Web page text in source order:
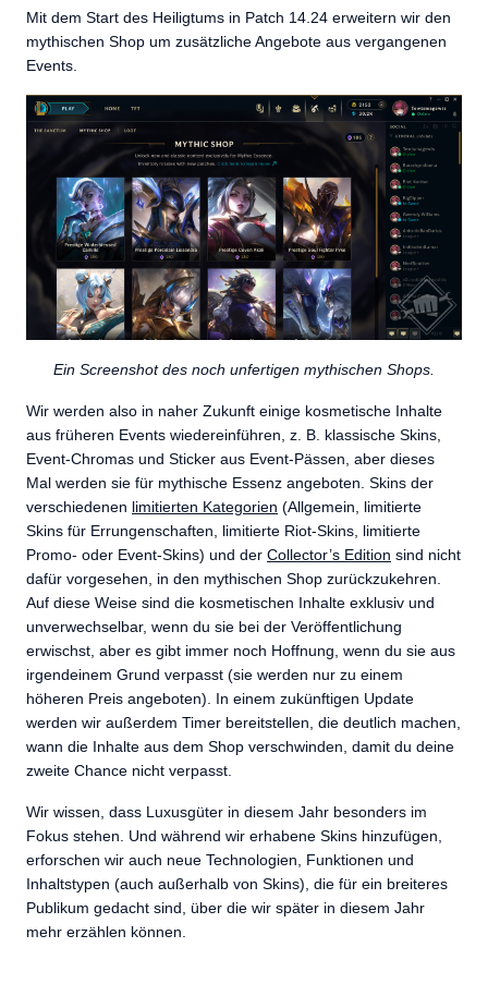
Mit dem Start des Heiligtums in Patch 14.24 erweitern wir den
mythischen Shop um zusätzliche Angebote aus vergangenen
Events.
Ein Screenshot des noch unfertigen mythischen Shops.
Wir werden also in naher Zukunft einige kosmetische Inhalte
aus früheren Events wiedereinführen, z. B. klassische Skins,
Event-Chromas und Sticker aus Event-Pässen, aber dieses
Mal werden sie für mythische Essenz angeboten. Skins der
verschiedenen limitierten Kategorien (Allgemein, limitierte
Skins für Errungenschaften, limitierte Riot-Skins, limitierte
Promo- oder Event-Skins) und der Collector’s Edition sind nicht
dafür vorgesehen, in den mythischen Shop zurückzukehren.
Auf diese Weise sind die kosmetischen Inhalte exklusiv und
unverwechselbar, wenn du sie bei der Veröffentlichung
erwischst, aber es gibt immer noch Hoffnung, wenn du sie aus
irgendeinem Grund verpasst (sie werden nur zu einem
höheren Preis angeboten). In einem zukünftigen Update
werden wir außerdem Timer bereitstellen, die deutlich machen,
wann die Inhalte aus dem Shop verschwinden, damit du deine
zweite Chance nicht verpasst.
Wir wissen, dass Luxusgüter in diesem Jahr besonders im
Fokus stehen. Und während wir erhabene Skins hinzufügen,
erforschen wir auch neue Technologien, Funktionen und
Inhaltstypen (auch außerhalb von Skins), die für ein breiteres
Publikum gedacht sind, über die wir später in diesem Jahr
mehr erzählen können.